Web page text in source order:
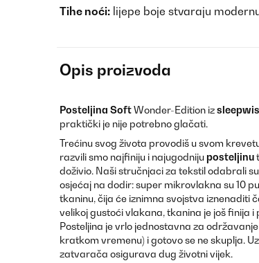
Tihe noći: lijepe boje stvaraju
Opis proizvoda
Posteljina SoftWonder-Edition iz
praktički je nije potrebno glačati.
Trećinu svog života provodiš u svom
razvili smo najfiniju i najugodniju posteljinu
doživio. Naši stručnjaci za tekstil odabrali
osjećaj na dodir: super mikrovlakna su 10
tkaninu, čija će iznimna svojstva iznenaditi
velikoj gustoći vlakana, tkanina je još finija
Posteljina je vrlo jednostavna za
kratkom vremenu) i gotovo se ne skuplja.
zatvarača osigurava dug životni vijek.